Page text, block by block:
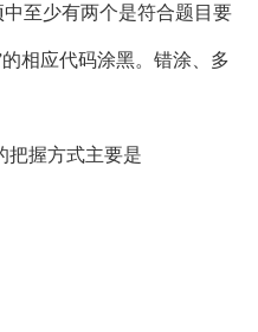
至少有两个是符合题目要
相应代码涂黑。错涂、多
握方式主要是